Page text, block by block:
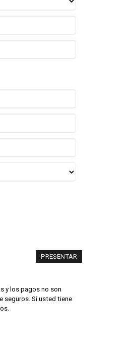
y los pagos no son
seguros. Si usted tiene